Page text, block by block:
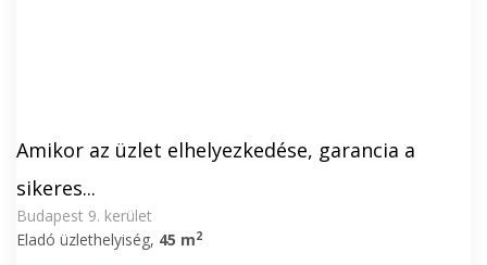
Amikor az üzlet elhelyezkedése, garancia a
sikeres...
Budapest 9. kerület
Eladó üzlethelyiség, 45 m2